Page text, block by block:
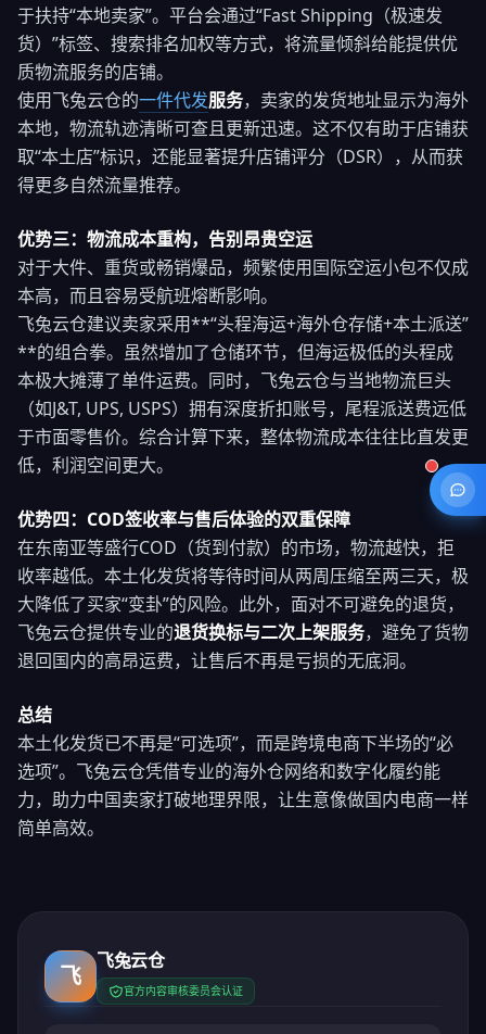
于扶持“本地卖家”。平台会通过“Fast Shipping（极速发
货）”标签、搜索排名加权等方式，将流量倾斜给能提供优
质物流服务的店铺。
使用飞兔云仓的一件代发服务，卖家的发货地址显示为海外
本地，物流轨迹清晰可查且更新迅速。这不仅有助于店铺获
取“本土店”标识，还能显著提升店铺评分（DSR），从而获
得更多自然流量推荐。
优势三：物流成本重构，告别昂贵空运
对于大件、重货或畅销爆品，频繁使用国际空运小包不仅成
本高，而且容易受航班熔断影响。
飞兔云仓建议卖家采用**“头程海运+海外仓存储+本土派送”
**的组合拳。虽然增加了仓储环节，但海运极低的头程成
本极大摊薄了单件运费。同时，飞兔云仓与当地物流巨头
（如J&T, UPS, USPS）拥有深度折扣账号，尾程派送费远低
于市面零售价。综合计算下来，整体物流成本往往比直发更
低，利润空间更大。
优势四：COD签收率与售后体验的双重保障
在东南亚等盛行COD（货到付款）的市场，物流越快，拒
收率越低。本土化发货将等待时间从两周压缩至两三天，极
大降低了买家“变卦”的风险。此外，面对不可避免的退货，
飞兔云仓提供专业的退货换标与二次上架服务，避免了货物
退回国内的高昂运费，让售后不再是亏损的无底洞。
总结
本土化发货已不再是“可选项”，而是跨境电商下半场的“必
选项”。飞兔云仓凭借专业的海外仓网络和数字化履约能
力，助力中国卖家打破地理界限，让生意像做国内电商一样
简单高效。
飞
飞兔云仓
官方内容审核委员会认证